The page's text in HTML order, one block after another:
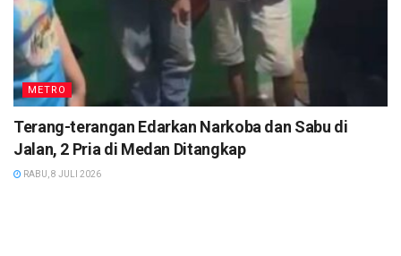
METRO
Terang-terangan Edarkan Narkoba dan Sabu di
Jalan, 2 Pria di Medan Ditangkap
RABU, 8 JULI 2026